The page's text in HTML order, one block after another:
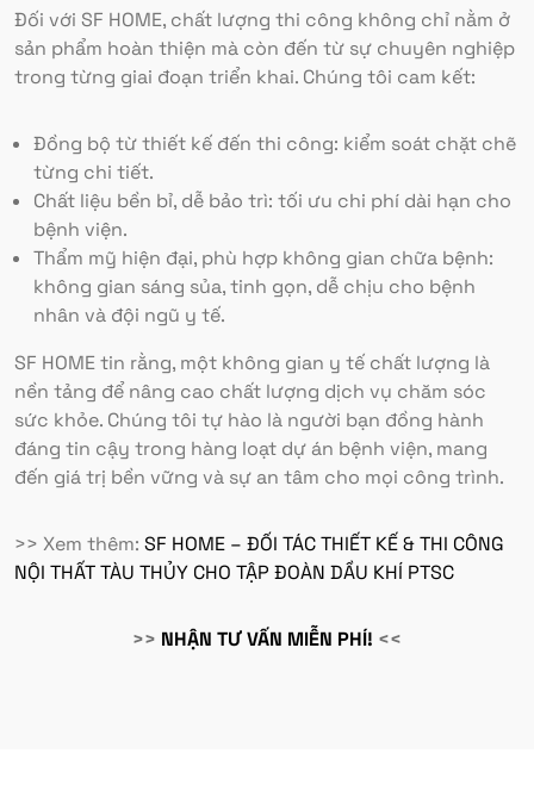
Đối với SF HOME, chất lượng thi công không chỉ nằm ở
sản phẩm hoàn thiện mà còn đến từ sự chuyên nghiệp
trong từng giai đoạn triển khai. Chúng tôi cam kết:
Đồng bộ từ thiết kế đến thi công: kiểm soát chặt chẽ
từng chi tiết.
Chất liệu bền bỉ, dễ bảo trì: tối ưu chi phí dài hạn cho
bệnh viện.
Thẩm mỹ hiện đại, phù hợp không gian chữa bệnh:
không gian sáng sủa, tinh gọn, dễ chịu cho bệnh
nhân và đội ngũ y tế.
SF HOME tin rằng, một không gian y tế chất lượng là
nền tảng để nâng cao chất lượng dịch vụ chăm sóc
sức khỏe. Chúng tôi tự hào là người bạn đồng hành
đáng tin cậy trong hàng loạt dự án bệnh viện, mang
đến giá trị bền vững và sự an tâm cho mọi công trình.
>> Xem thêm: SF HOME – ĐỐI TÁC THIẾT KẾ & THI CÔNG
NỘI THẤT TÀU THỦY CHO TẬP ĐOÀN DẦU KHÍ PTSC
>> NHẬN TƯ VẤN MIỄN PHÍ! <<